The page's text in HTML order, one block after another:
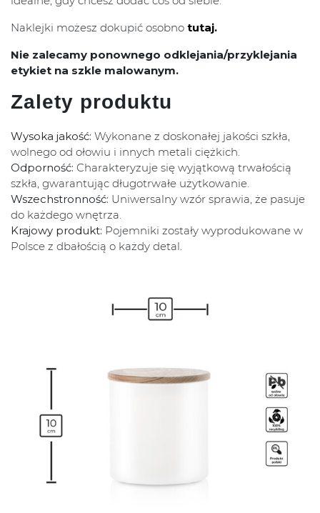
Naklejki możesz dokupić osobno tutaj.
Nie zalecamy ponownego odklejania/przyklejania
etykiet na szkle malowanym.
Zalety produktu
Wysoka jakość: Wykonane z doskonałej jakości szkła,
wolnego od ołowiu i innych metali ciężkich.
Odporność: Charakteryzuje się wyjątkową trwałością
szkła, gwarantując długotrwałe użytkowanie.
Wszechstronność: Uniwersalny wzór sprawia, że pasuje
do każdego wnętrza.
Krajowy produkt: Pojemniki zostały wyprodukowane w
Polsce z dbałością o każdy detal.